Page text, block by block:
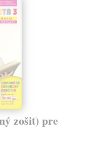
zošit) pre